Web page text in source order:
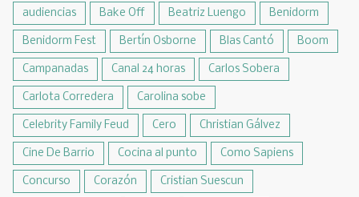
audiencias Bake Off Beatriz Luengo Benidorm
Benidorm Fest Bertín Osborne Blas Cantó Boom
Campanadas Canal 24 horas Carlos Sobera
Carlota Corredera Carolina sobe
Celebrity Family Feud Cero Christian Gálvez
Cine De Barrio Cocina al punto Como Sapiens
Concurso Corazón Cristian Suescun